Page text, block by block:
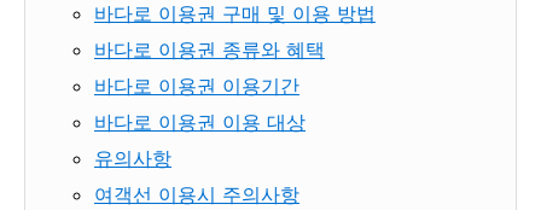
바다로 이용권 구매 및 이용 방법
바다로 이용권 종류와 혜택
바다로 이용권 이용기간
바다로 이용권 이용 대상
유의사항
여객선 이용시 주의사항